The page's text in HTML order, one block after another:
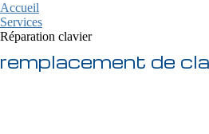
Accueil
Services
Réparation clavier
remplacement de